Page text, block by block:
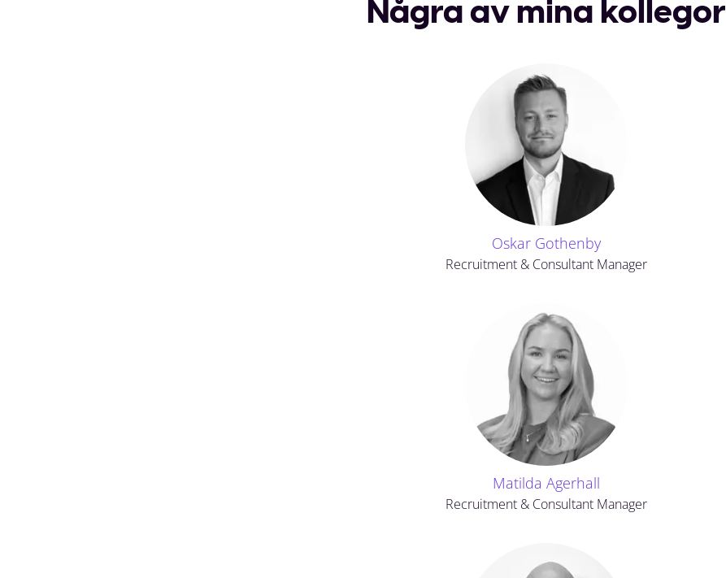
Några av mina kollegor
Oskar Gothenby
Recruitment & Consultant Manager
Matilda Agerhall
Recruitment & Consultant Manager